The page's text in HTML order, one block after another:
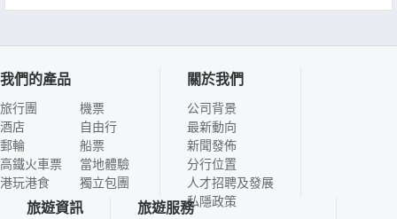
我們的產品
旅行團
酒店
郵輪
高鐵火車票
港玩港食
機票
自由行
船票
當地體驗
獨立包團
關於我們
公司背景
最新動向
新聞發佈
分行位置
人才招聘及發展
私隱政策
旅遊資訊 旅遊服務